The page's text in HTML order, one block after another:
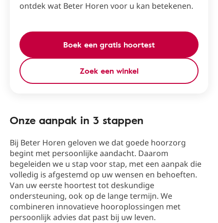
ontdek wat Beter Horen voor u kan betekenen.
Boek een gratis hoortest
Zoek een winkel
Onze aanpak in 3 stappen
Bij Beter Horen geloven we dat goede hoorzorg
begint met persoonlijke aandacht. Daarom
begeleiden we u stap voor stap, met een aanpak die
volledig is afgestemd op uw wensen en behoeften.
Van uw eerste hoortest tot deskundige
ondersteuning, ook op de lange termijn. We
combineren innovatieve hooroplossingen met
persoonlijk advies dat past bij uw leven.